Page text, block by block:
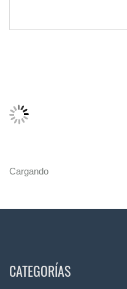
Cargando
CATEGORÍAS